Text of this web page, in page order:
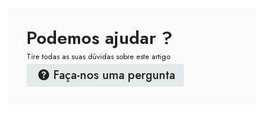
Podemos ajudar ?
Tire todas as suas dúvidas sobre este artigo
Faça-nos uma pergunta